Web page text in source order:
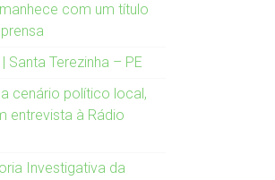
com um título
Santa Terezinha – PE
cenário político local,
entrevista à Rádio
Investigativa da